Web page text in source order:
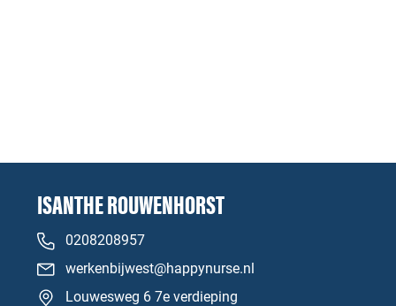
ISANTHE ROUWENHORST
0208208957
werkenbijwest@happynurse.nl
Louwesweg 6 7e verdieping